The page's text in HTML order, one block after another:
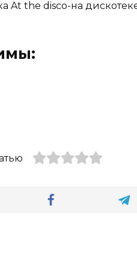
At the disco-на